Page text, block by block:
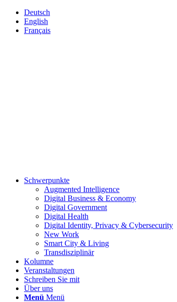
Deutsch
English
Français
Schwerpunkte
Augmented Intelligence
Digital Business & Economy
Digital Government
Digital Health
Digital Identity, Privacy & Cybersecurity
New Work
Smart City & Living
Transdisziplinär
Kolumne
Veranstaltungen
Schreiben Sie mit
Über uns
Menü Menü